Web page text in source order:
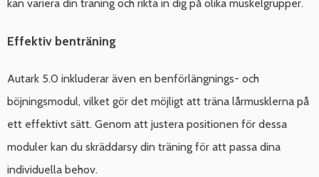
kan variera din träning och rikta in dig på olika muskelgrupper.
Effektiv benträning
Autark 5.0 inkluderar även en benförlängnings- och
böjningsmodul, vilket gör det möjligt att träna lårmusklerna på
ett effektivt sätt. Genom att justera positionen för dessa
moduler kan du skräddarsy din träning för att passa dina
individuella behov.